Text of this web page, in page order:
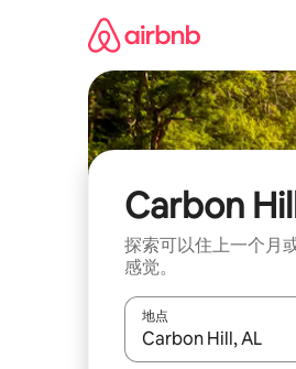
Carbon
探索可以住上一个月
感觉。
地点
如有搜索结果，请使